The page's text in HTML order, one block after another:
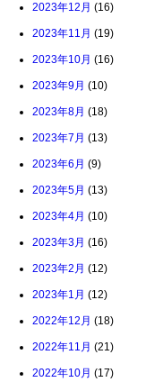
2023年12月 (16)
2023年11月 (19)
2023年10月 (16)
2023年9月 (10)
2023年8月 (18)
2023年7月 (13)
2023年6月 (9)
2023年5月 (13)
2023年4月 (10)
2023年3月 (16)
2023年2月 (12)
2023年1月 (12)
2022年12月 (18)
2022年11月 (21)
2022年10月 (17)